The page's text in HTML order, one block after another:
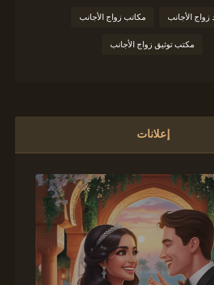
زواج الأجانب مكاتب زواج الأجانب
مكتب توثيق زواج الأجانب
إعلانات